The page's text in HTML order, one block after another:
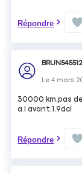
Répondre
Le4 mars
30000 km.pas
a l avant.1.9dci
Répondre